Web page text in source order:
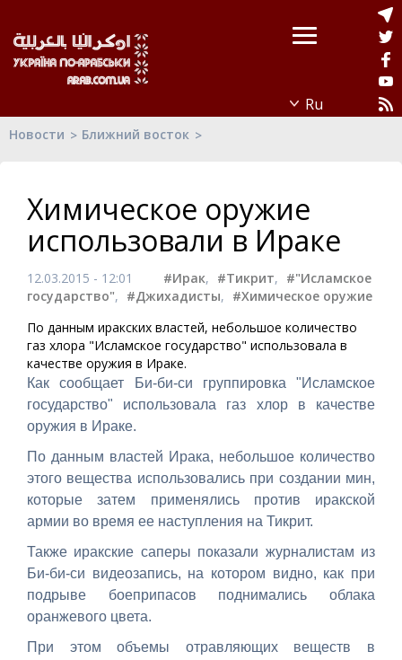
Новости Ближний восток
Химическое оружие
использовали в Ираке
12.03.2015 - 12:01 #Ирак, #Тикрит, #"Исламское
государство", #Джихадисты, #Химическое оружие
По данным иракских властей, небольшое количество
газ хлора "Исламское государство" использовала в
качестве оружия в Ираке.
Как сообщает Би-би-си группировка "Исламское
государство" использовала газ хлор в качестве
оружия в Ираке.
По данным властей Ирака, небольшое количество
этого вещества использовались при создании мин,
которые затем применялись против иракской
армии во время ее наступления на Тикрит.
Также иракские саперы показали журналистам из
Би-би-си видеозапись, на котором видно, как при
подрыве боеприпасов поднимались облака
оранжевого цвета.
При этом объемы отравляющих веществ в